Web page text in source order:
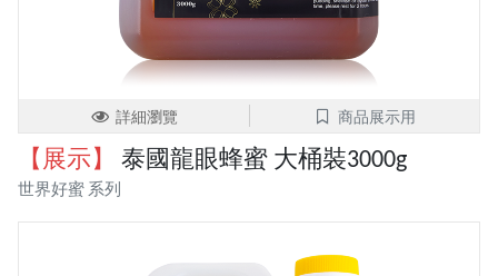
詳細瀏覽 商品展示用
【展示】 泰國龍眼蜂蜜 大桶裝3000g
世界好蜜 系列